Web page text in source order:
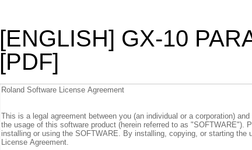
[ENGLISH] GX-10
[PDF]